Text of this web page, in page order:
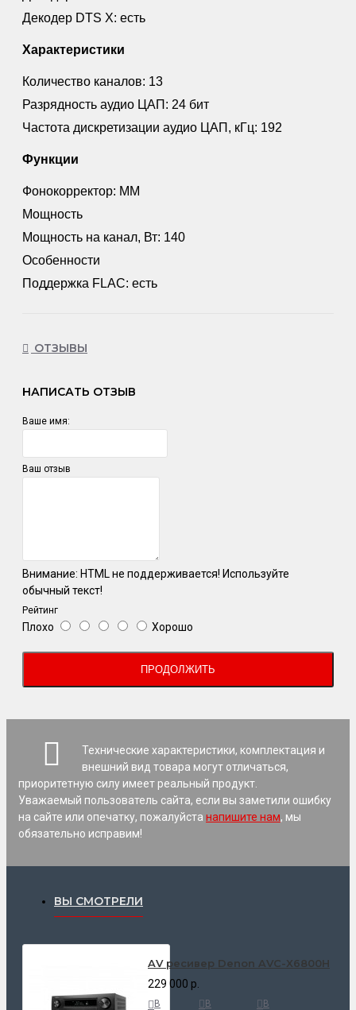
Декодер DTS X: есть
Характеристики
Количество каналов: 13
Разрядность аудио ЦАП: 24 бит
Частота дискретизации аудио ЦАП, кГц: 192
Функции
Фонокорректор: MM
Мощность
Мощность на канал, Вт: 140
Особенности
Поддержка FLAC: есть
ОТЗЫВЫ
НАПИСАТЬ ОТЗЫВ
Ваше имя:
Ваш отзыв
Внимание: HTML не поддерживается! Используйте
обычный текст!
Рейтинг
Плохо Хорошо
ПРОДОЛЖИТЬ
Технические характеристики, комплектация и
внешний вид товара могут отличаться,
приоритетную силу имеет реальный продукт.
Уважаемый пользователь сайта, если вы заметили ошибку
на сайте или опечатку, пожалуйста напишите нам, мы
обязательно исправим!
ВЫ СМОТРЕЛИ
AV ресивер Denon AVC-X6800H
229 000 р.
В
В
В